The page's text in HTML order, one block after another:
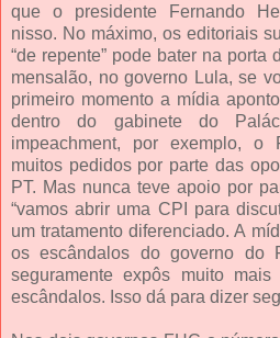
que o presidente Fernando
nisso. No máximo, os editoriais
“de repente” pode bater na porta
mensalão, no governo Lula, se
primeiro momento a mídia
dentro do gabinete do
impeachment, por exemplo, o
muitos pedidos por parte das
PT. Mas nunca teve apoio por
“vamos abrir uma CPI para
um tratamento diferenciado. A
os escândalos do governo do
seguramente expôs muito
escândalos. Isso dá para dizer